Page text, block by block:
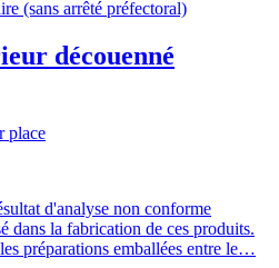
(sans arrêté préfectoral)
découenné
place
d'analyse non conforme
dans la fabrication de ces produits.
préparations emballées entre le…